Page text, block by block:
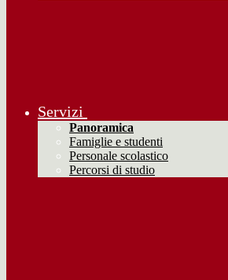
Servizi
Panoramica
Famiglie e studenti
Personale scolastico
Percorsi di studio